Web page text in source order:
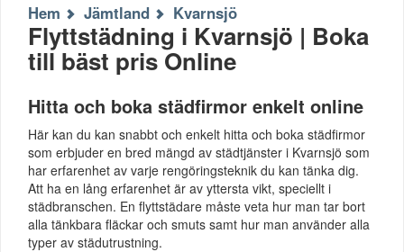
Hem Jämtland Kvarnsjö
Flyttstädning i Kvarnsjö | Boka
till bäst pris Online
Hitta och boka städfirmor enkelt online
Här kan du kan snabbt och enkelt hitta och boka städfirmor
som erbjuder en bred mängd av städtjänster i Kvarnsjö som
har erfarenhet av varje rengöringsteknik du kan tänka dig.
Att ha en lång erfarenhet är av yttersta vikt, speciellt i
städbranschen. En flyttstädare måste veta hur man tar bort
alla tänkbara fläckar och smuts samt hur man använder alla
typer av städutrustning.